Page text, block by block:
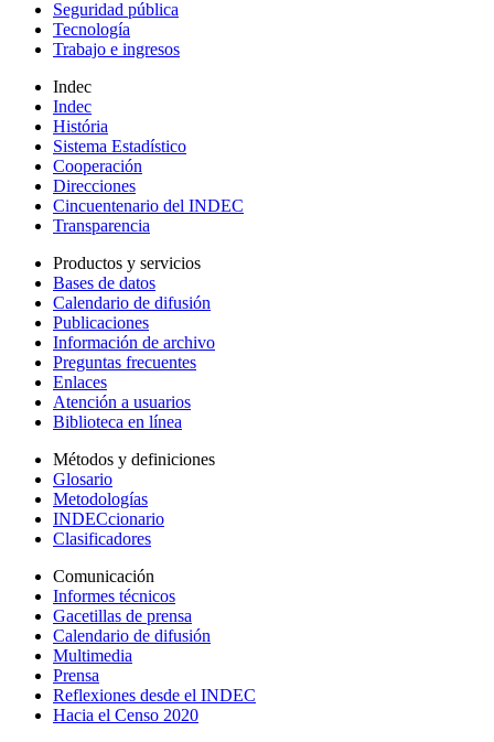
Seguridad pública
Tecnología
Trabajo e ingresos
Indec
Indec
História
Sistema Estadístico
Cooperación
Direcciones
Cincuentenario del INDEC
Transparencia
Productos y servicios
Bases de datos
Calendario de difusión
Publicaciones
Información de archivo
Preguntas frecuentes
Enlaces
Atención a usuarios
Biblioteca en línea
Métodos y definiciones
Glosario
Metodologías
INDECcionario
Clasificadores
Comunicación
Informes técnicos
Gacetillas de prensa
Calendario de difusión
Multimedia
Prensa
Reflexiones desde el INDEC
Hacia el Censo 2020